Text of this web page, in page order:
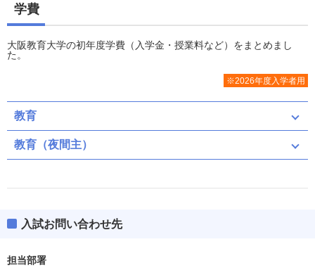
学費
大阪教育大学の初年度学費（入学金・授業料など）をまとめまし
た。
※2026年度入学者用
教育
教育（夜間主）
入試お問い合わせ先
担当部署